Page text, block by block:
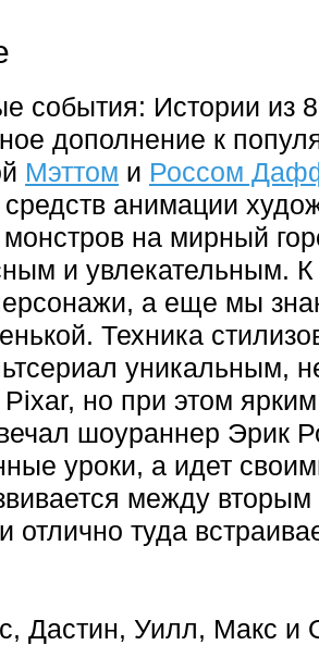
события: Истории из
дополнение к
Мэттом и Россом
анимации
на мирный
и увлекательным.
а еще мы
Техника
уникальным,
но при этом
шоураннер Эрик
уроки, а идет
между
отлично туда
Дастин, Уилл, Макс и